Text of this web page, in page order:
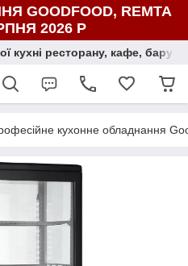
GOODFOOD, REMTA
2026 Р
кухні ресторану, кафе, бару,
кухонне обладнання